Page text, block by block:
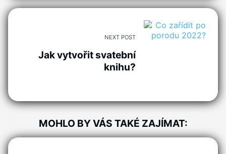
NEXT POST
Jak vytvořit svatební
knihu?
MOHLO BY VÁS TAKÉ ZAJÍMAT: